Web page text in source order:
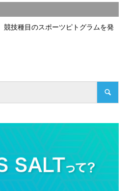
技種目のスポーツピトグラムを発